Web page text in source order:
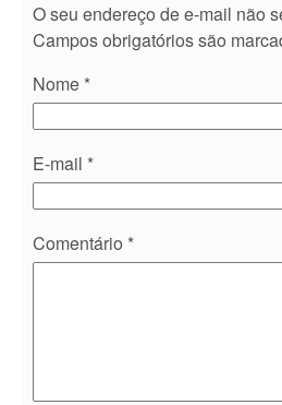
O seu endereço de e-mail não
Campos obrigatórios são
Nome *
E-mail *
Comentário *